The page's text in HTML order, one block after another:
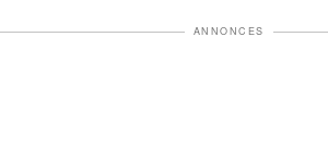
ANNONCES